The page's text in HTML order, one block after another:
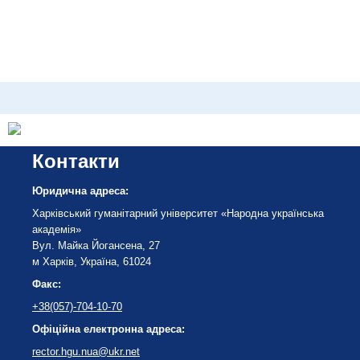
Контакти
Юридична адреса:
Харківський гуманітарний університет «Народна українська
академія»
Вул. Майка Йогансена, 27
м Харків, Україна, 61024
Факс:
+38(057)-704-10-70
Офіційна електронна адреса:
rector.hgu.nua@ukr.net